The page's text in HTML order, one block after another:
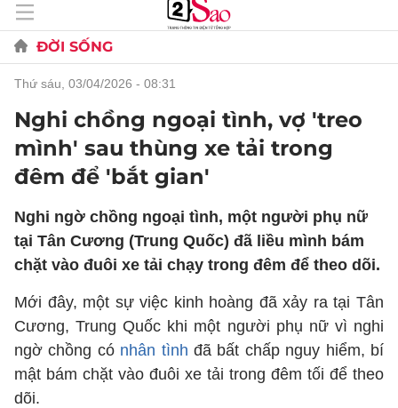
ĐỜI SỐNG
thứ sáu, 03/04/2026 - 08:31
Nghi chồng ngoại tình, vợ 'treo
mình' sau thùng xe tải trong
đêm để 'bắt gian'
Nghi ngờ chồng ngoại tình, một người phụ nữ
tại Tân Cương (Trung Quốc) đã liều mình bám
chặt vào đuôi xe tải chạy trong đêm để theo dõi.
Mới đây, một sự việc kinh hoàng đã xảy ra tại Tân
Cương, Trung Quốc khi một người phụ nữ vì nghi
ngờ chồng có nhân tình đã bất chấp nguy hiểm, bí
mật bám chặt vào đuôi xe tải trong đêm tối để theo
dõi.